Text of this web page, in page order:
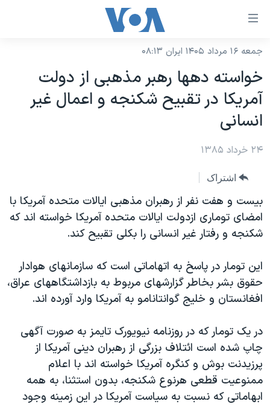
لینکهای
دسترسی
جهش
به
محتوای
اصلی
به
صفحه
جهش
به
جستجو
نسخه سبک وب‌سایت
موضوع ها
ایران
آمریکا
جهان
گزیده‌ها
ویژه برنامه‌ها
ویدیوها
فرهنگ و زندگی
حقوق شهروندی
اقتصادی
علم و فناوری
اسرائیل در جنگ
گالری عکس
برنامه های تلویزیونی
جدول برنامه ها
صفحه‌های ویژه
جام جهانی ۲۰۲۶
عملیات خشم حماسی
۲۵۰سالگی آمریکا
بایگانی برنامه‌های تلویزیونی
مستندها
انتخابات ریاست جمهوری آمریکا ۲۰۲۴
حمله جمهوری اسلامی به اسرائیل
رمز مهسا
ورزش زنان در ایران
اعتراضات زن، زندگی، آزادی
فرکانس‌های صدای آمریکا
پخش رادیویی
دنبال کنید
زبانهای مختلف
جمعه ۱۶ مرداد ۱۴۰۵ ایران ۰۸:۱۳
خواسته دهها رهبر مذهبی از دولت
آمريکا در تقبيح شکنجه و اعمال غير
انسانی
۲۴ خرداد ۱۳۸۵
اشتراک
بيست و هفت نفر از رهبران مذهبی ايالات متحده آمريکا با
امضای توماری ازدولت ايالات متحده آمريکا خواسته اند که
شکنجه و رفتار غير انسانی را بکلی تقبيح کند.
اين تومار در پاسخ به اتهاماتی است که سازمانهای هوادار
حقوق بشر بخاطر گزارشهای مربوط به بازداشتگاههای عراق،
افغانستان و خليج گوانتانامو به آمريکا وارد آورده اند.
در يک تومار که در روزنامه نيويورک تايمز به صورت آگهی
چاپ شده است ائتلاف بزرگی از رهبران دينی آمريکا از
پرزيدنت بوش و کنگره آمريکا خواسته اند با اعلام
ممنوعيت قطعی هرنوع شکنجه، بدون استثنا، به همه
ابهاماتی که نسبت به سياست آمريکا در اين زمينه وجود